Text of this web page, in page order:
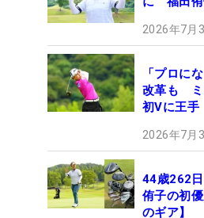
りたいと思ったんです」。当
いて行った練習場で遊び程度
だけだったが、このときに進
「自分もボミさんのように子
る存在になりたいです」
まずステップで初優勝を果た
した。ボミは23年を最後に日
が、所属先が主催する10月の
2026年7月
「プロに
改革も ミ
初Vに王手
2026年7月
44歳262
侑子の初
のギア】